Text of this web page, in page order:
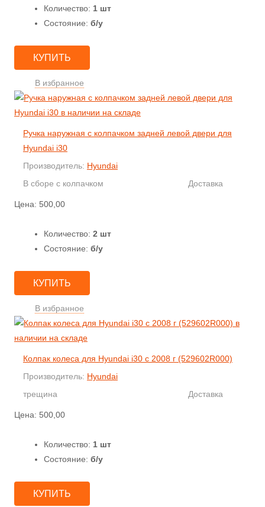
Количество: 1 шт
Состояние: б/у
КУПИТЬ
В избранное
Ручка наружная с колпачком задней левой двери для
Hyundai i30
Производитель: Hyundai
В сборе с колпачком
Доставка
Цена: 500,00
Количество: 2 шт
Состояние: б/у
КУПИТЬ
В избранное
Колпак колеса для Hyundai i30 с 2008 г (529602R000)
Производитель: Hyundai
трещина
Доставка
Цена: 500,00
Количество: 1 шт
Состояние: б/у
КУПИТЬ